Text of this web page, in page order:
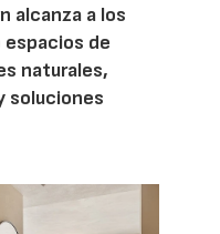
alcanza a los
de
naturales,
soluciones